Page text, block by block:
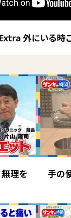
外にいる時
理を
手の